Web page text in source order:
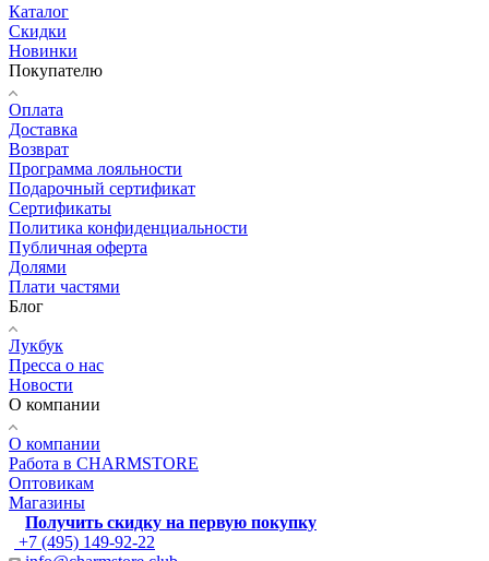
Каталог
Скидки
Новинки
Покупателю
Оплата
Доставка
Возврат
Программа лояльности
Подарочный сертификат
Сертификаты
Политика конфиденциальности
Публичная оферта
Долями
Плати частями
Блог
Лукбук
Пресса о нас
Новости
О компании
О компании
Работа в CHARMSTORE
Оптовикам
Магазины
Получить скидку на первую покупку
+7 (495) 149-92-22